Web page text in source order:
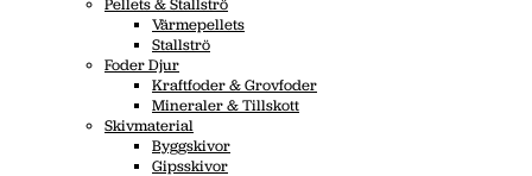
Pellets & Stallströ
Värmepellets
Stallströ
Foder Djur
Kraftfoder & Grovfoder
Mineraler & Tillskott
Skivmaterial
Byggskivor
Gipsskivor